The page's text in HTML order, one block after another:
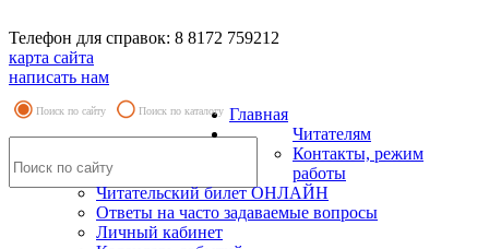
Телефон для справок: 8 8172 759212
карта сайта
написать нам
Поиск по сайту Поиск по каталогу Главная
Читателям
Контакты, режим
работы
Читательский билет ОНЛАЙН
Ответы на часто задаваемые вопросы
Личный кабинет